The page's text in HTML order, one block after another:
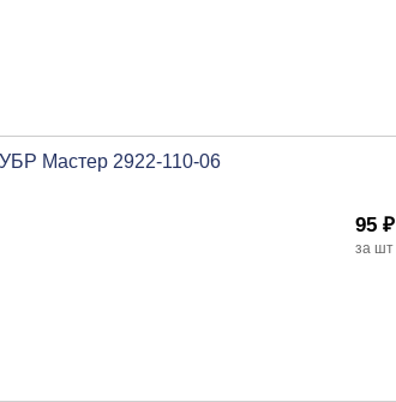
Мастер 2922-110-06
95 ₽